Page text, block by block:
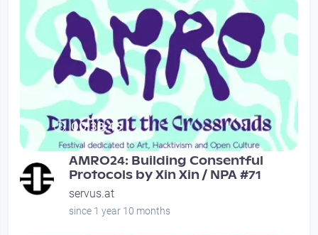
00:38:45
AMRO24: Building Consentful
Protocols by Xin Xin / NPA #71
servus.at
since 1 year 10 months